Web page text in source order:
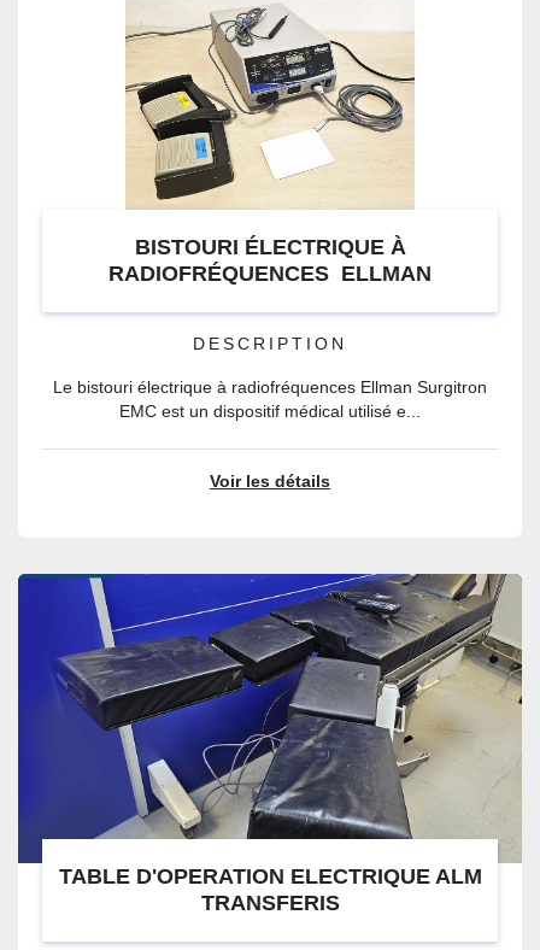
BISTOURI ÉLECTRIQUE À
RADIOFRÉQUENCES ELLMAN
DESCRIPTION
Le bistouri électrique à radiofréquences Ellman Surgitron
EMC est un dispositif médical utilisé e...
Voir les détails
TABLE D'OPERATION ELECTRIQUE ALM
TRANSFERIS